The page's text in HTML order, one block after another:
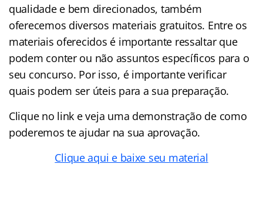
qualidade e bem direcionados, também
oferecemos diversos materiais gratuitos. Entre os
materiais oferecidos é importante ressaltar que
podem conter ou não assuntos específicos para o
seu concurso. Por isso, é importante verificar
quais podem ser úteis para a sua preparação.
Clique no link e veja uma demonstração de como
poderemos te ajudar na sua aprovação.
Clique aqui e baixe seu material